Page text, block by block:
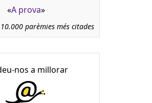
«A prova»
parèmies més citades
nos a millorar